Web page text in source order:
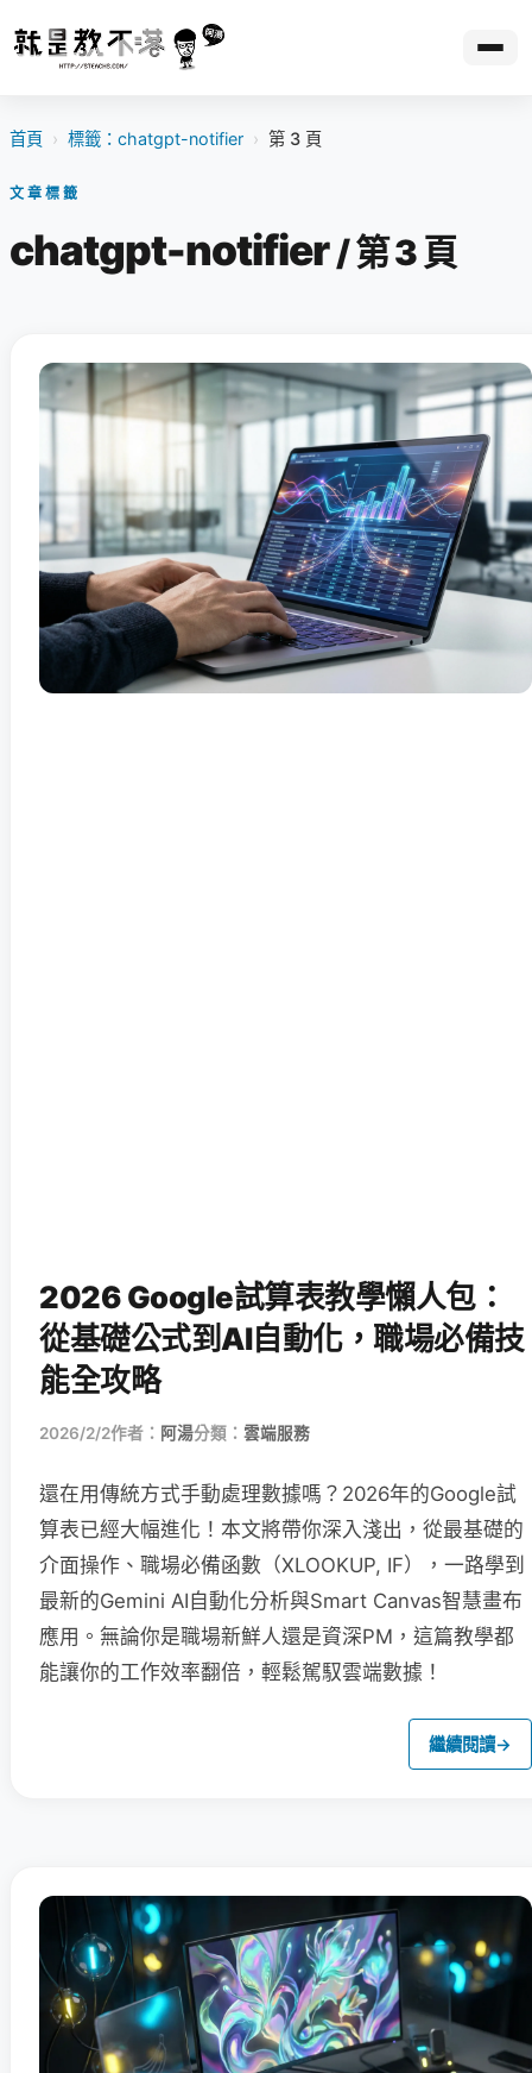
首頁 › 標籤：chatgpt-notifier › 第 3 頁
文章標籤
chatgpt-notifier/ 第 3 頁
2026 Google試算表教學懶人包：
從基礎公式到AI自動化，職場必備技
能全攻略
2026/2/2作者： 阿湯分類： 雲端服務
還在用傳統方式手動處理數據嗎？2026年的Google試
算表已經大幅進化！本文將帶你深入淺出，從最基礎的
介面操作、職場必備函數（XLOOKUP, IF），一路學到
最新的Gemini AI自動化分析與Smart Canvas智慧畫布
應用。無論你是職場新鮮人還是資深PM，這篇教學都
能讓你的工作效率翻倍，輕鬆駕馭雲端數據！
繼續閱讀→